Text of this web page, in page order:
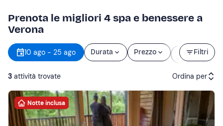
Prenota le migliori 4 spa e benessere a
Verona
Filtri
10 ago - 25 ago Durata Prezzo
Orario
d’inizio
3 attività trovate Ordina per
Attività consigliate
Notte inclusa